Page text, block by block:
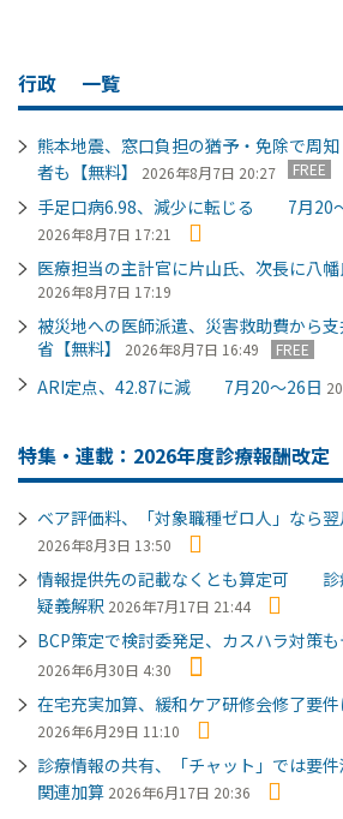
行政 一覧
熊本地震、窓口負担の猶予・免除で
者も【無料】
2026年8月7日 20:27 FREE
手足口病6.98、減少に転じる 7月20
2026年8月7日 17:21
医療担当の主計官に片山氏、次長に
2026年8月7日 17:19
被災地への医師派遣、災害救助費か
省【無料】
2026年8月7日 16:49 FREE
ARI定点、42.87に減 7月20～26日
特集・連載：2026年度診療報酬改定
ベア評価料、「対象職種ゼロ人」なら
2026年8月3日 13:50
情報提供先の記載なくとも算定可 診
疑義解釈 2026年7月17日 21:44
BCP策定で検討委発足、カスハラ対
2026年6月30日 4:30
在宅充実加算、緩和ケア研修会修了要
2026年6月29日 11:10
診療情報の共有、「チャット」では
関連加算 2026年6月17日 20:36